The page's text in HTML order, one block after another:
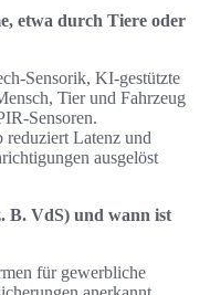
etwa durch Tiere oder
KI‑gestützte
Tier und Fahrzeug
reduziert Latenz und
ausgelöst
B. VdS) und wann ist
für gewerbliche